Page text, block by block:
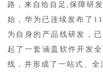
路，来自给自足,保障研
始，华为已连续发布了
为自身的产品线研发，
起了一套涵盖软件开发
线，并形成了一站式、全